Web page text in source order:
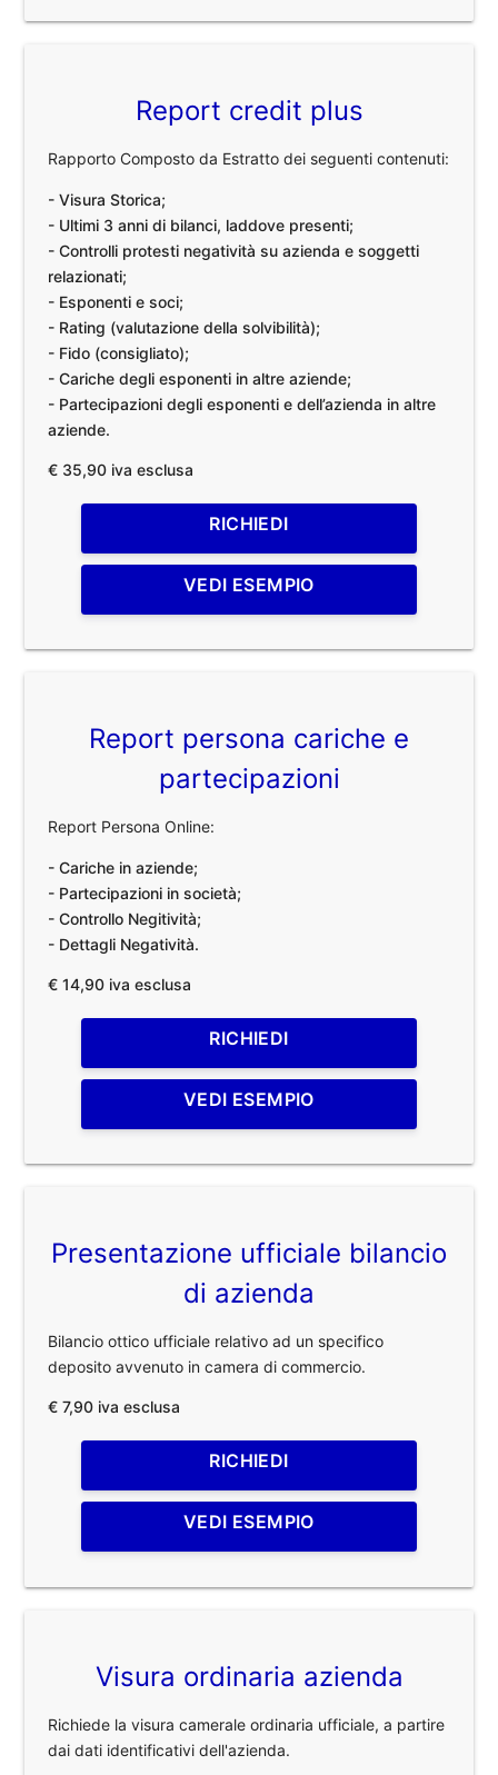
Report credit plus
Rapporto Composto da Estratto dei seguenti contenuti:
- Visura Storica;
- Ultimi 3 anni di bilanci, laddove presenti;
- Controlli protesti negatività su azienda e soggetti
relazionati;
- Esponenti e soci;
- Rating (valutazione della solvibilità);
- Fido (consigliato);
- Cariche degli esponenti in altre aziende;
- Partecipazioni degli esponenti e dell’azienda in altre
aziende.
€ 35,90 iva esclusa
RICHIEDI
VEDI ESEMPIO
Report persona cariche e
partecipazioni
Report Persona Online:
- Cariche in aziende;
- Partecipazioni in società;
- Controllo Negitività;
- Dettagli Negatività.
€ 14,90 iva esclusa
RICHIEDI
VEDI ESEMPIO
Presentazione ufficiale bilancio
di azienda
Bilancio ottico ufficiale relativo ad un specifico
deposito avvenuto in camera di commercio.
€ 7,90 iva esclusa
RICHIEDI
VEDI ESEMPIO
Visura ordinaria azienda
Richiede la visura camerale ordinaria ufficiale, a partire
dai dati identificativi dell'azienda.